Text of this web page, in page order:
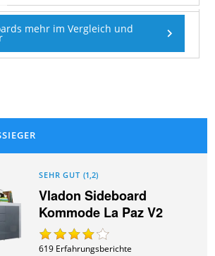
mehr im Vergleich und
SEHR GUT (1,2)
Vladon Sideboard
Kommode La Paz V2
619 Erfahrungsberichte